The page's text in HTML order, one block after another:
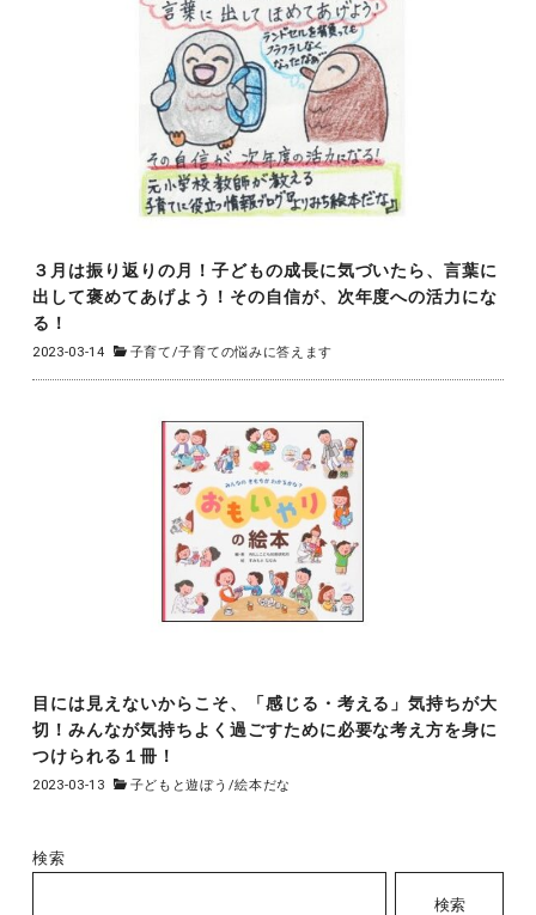
３月は振り返りの月！子どもの成長に気づいたら、言葉に
出して褒めてあげよう！その自信が、次年度への活力にな
る！
2023-03-14 子育て/子育ての悩みに答えます
目には見えないからこそ、「感じる・考える」気持ちが大
切！みんなが気持ちよく過ごすために必要な考え方を身に
つけられる１冊！
2023-03-13 子どもと遊ぼう /絵本だな
検索
検索